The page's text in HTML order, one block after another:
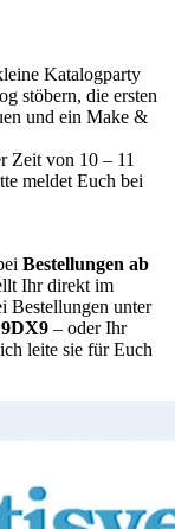
Katalogparty
stöbern, die ersten
und ein Make &
Zeit von 10 – 11
meldet Euch bei
Bestellungen ab
Ihr direkt im
Bestellungen unter
– oder Ihr
leite sie für Euch